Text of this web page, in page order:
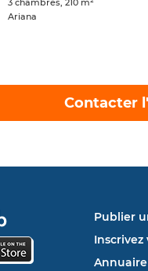
3 chambres, 210 m²
Ariana
Contacter
Publier
Annuaire